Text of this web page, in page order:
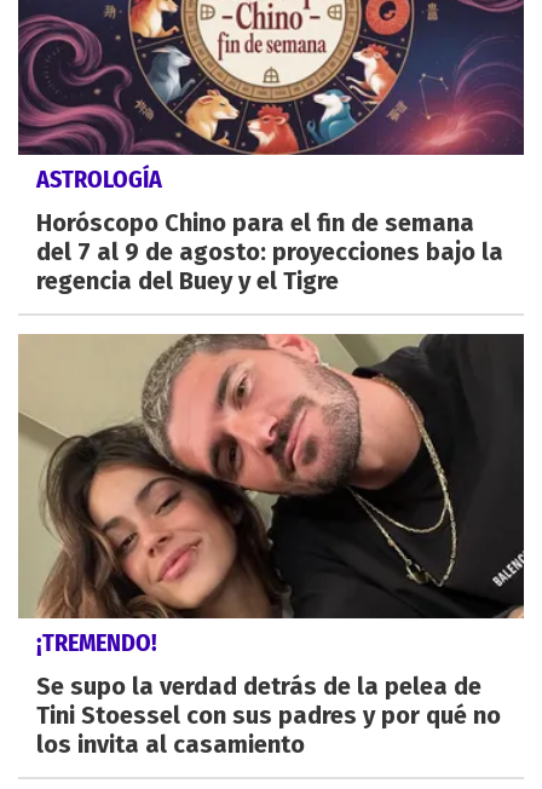
ASTROLOGÍA
Horóscopo Chino para el fin de semana
del 7 al 9 de agosto: proyecciones bajo la
regencia del Buey y el Tigre
¡TREMENDO!
Se supo la verdad detrás de la pelea de
Tini Stoessel con sus padres y por qué no
los invita al casamiento